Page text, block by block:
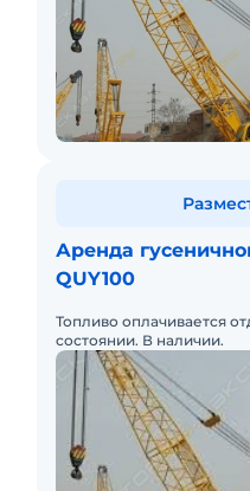
Аренда
QUY100
Топливо оплачивается
состоянии. В наличии.